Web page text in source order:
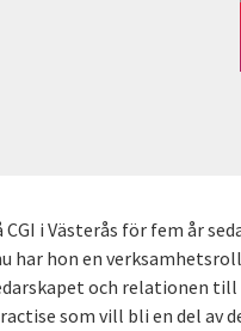
i Västerås för fem år
har hon en
och relationen till
som vill bli en del av